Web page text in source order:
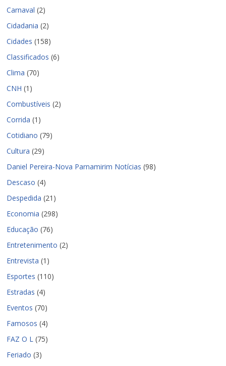
Carnaval (2)
Cidadania (2)
Cidades (158)
Classificados (6)
Clima (70)
CNH (1)
Combustíveis (2)
Corrida (1)
Cotidiano (79)
Cultura (29)
Daniel Pereira-Nova Parnamirim Notícias (98)
Descaso (4)
Despedida (21)
Economia (298)
Educação (76)
Entretenimento (2)
Entrevista (1)
Esportes (110)
Estradas (4)
Eventos (70)
Famosos (4)
FAZ O L (75)
Feriado (3)